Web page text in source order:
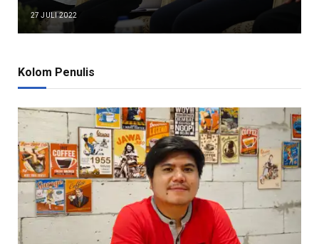
27 JULI 2022
Kolom Penulis